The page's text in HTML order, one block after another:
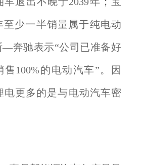
至少一半销量属于纯电动
—奔驰表示“公司已准备好
售100%的电动汽车”。因
电更多的是与电动汽车密